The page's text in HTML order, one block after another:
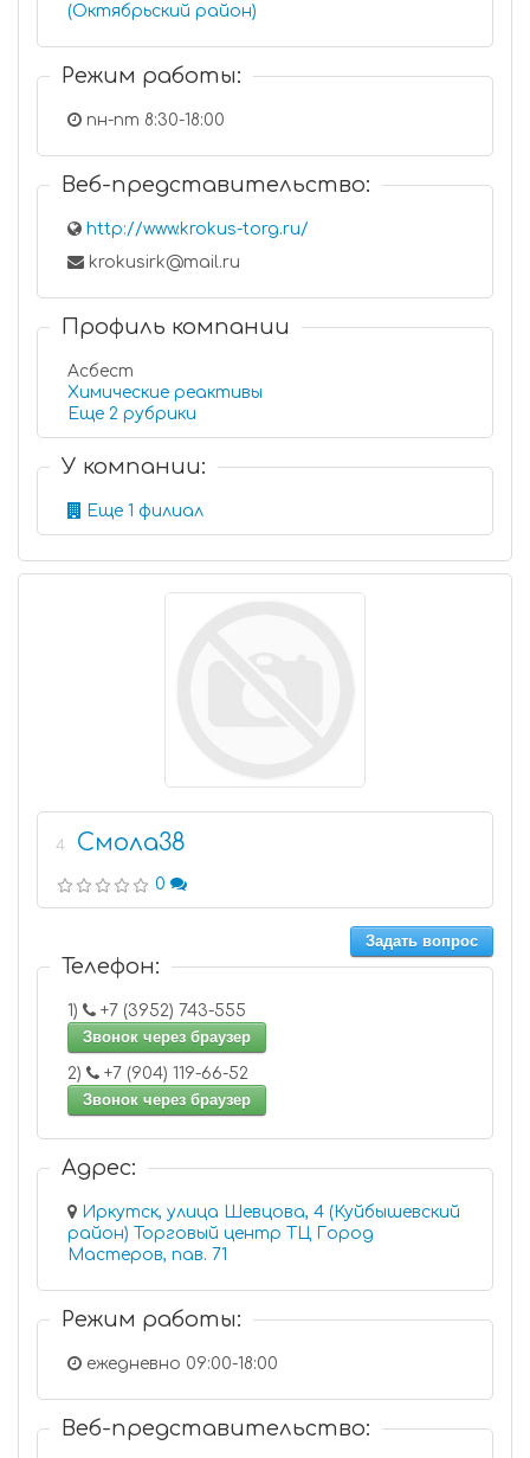
(Октябрьский район)
Режим работы:
пн-пт 8:30-18:00
Веб-представительство:
http://www.krokus-torg.ru/
krokusirk@mail.ru
Профиль компании
Асбест
Химические реактивы
Еще 2 рубрики
У компании:
Еще 1 филиал
4 Смола38
0
Задать вопрос
Телефон:
1)
+7 (3952) 743-555
Звонок через браузер
2)
+7 (904) 119-66-52
Звонок через браузер
Адрес:
Иркутск, улица Шевцова, 4 (Куйбышевский
район) Торговый центр ТЦ Город
Мастеров, пав. 71
Режим работы:
ежедневно 09:00-18:00
Веб-представительство: